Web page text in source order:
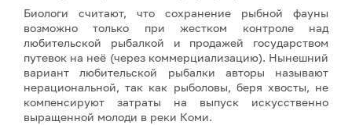
Биологи считают, что сохранение рыбной фауны
возможно только при жестком контроле над
любительской рыбалкой и продажей государством
путевок на неё (через коммерциализацию). Нынешний
вариант любительской рыбалки авторы называют
нерациональной, так как рыболовы, беря хвосты, не
компенсируют затраты на выпуск искусственно
выращенной молоди в реки Коми.